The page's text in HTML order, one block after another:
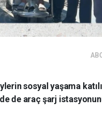
sosyal yaşama
de araç şarj